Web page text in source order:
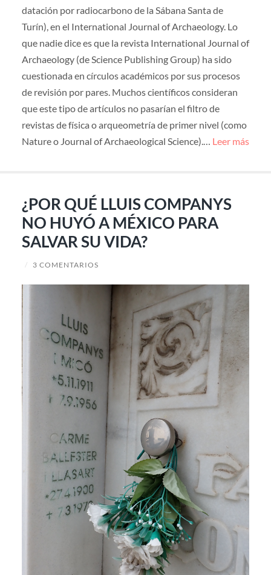
datación por radiocarbono de la Sábana Santa de
Turín), en el International Journal of Archaeology. Lo
que nadie dice es que la revista International Journal of
Archaeology (de Science Publishing Group) ha sido
cuestionada en círculos académicos por sus procesos
de revisión por pares. Muchos científicos consideran
que este tipo de artículos no pasarían el filtro de
revistas de física o arqueometría de primer nivel (como
Nature o Journal of Archaeological Science).… Leer más
¿POR QUÉ LLUIS COMPANYS
NO HUYÓ A MÉXICO PARA
SALVAR SU VIDA?
/ 3 COMENTARIOS